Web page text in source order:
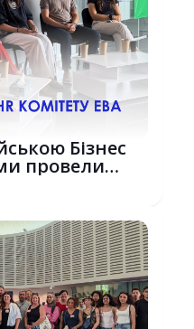
Бізнес
провели